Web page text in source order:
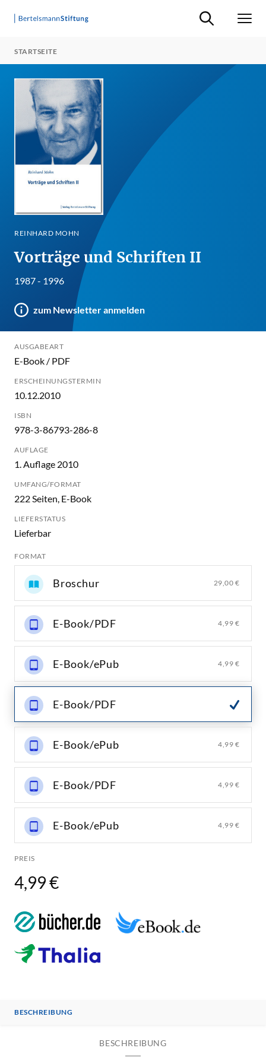
Suche ein-/
STARTSEITE
REINHARD MOHN
Vorträge und Schriften II
1987 - 1996
zum Newsletter anmelden
AUSGABEART
E-Book / PDF
ERSCHEINUNGSTERMIN
10.12.2010
ISBN
978-3-86793-286-8
AUFLAGE
1. Auflage 2010
UMFANG/FORMAT
222 Seiten, E-Book
LIEFERSTATUS
Lieferbar
FORMAT
Broschur 29,00 €
E-Book/PDF 4,99 €
E-Book/ePub 4,99 €
E-Book/PDF
E-Book/ePub 4,99 €
E-Book/PDF 4,99 €
E-Book/ePub 4,99 €
PREIS
4,99 €
BESCHREIBUNG
BESCHREIBUNG